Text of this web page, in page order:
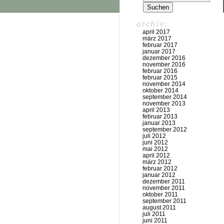
archiv:
april 2017
märz 2017
februar 2017
januar 2017
dezember 2016
november 2016
februar 2016
februar 2015
november 2014
oktober 2014
september 2014
november 2013
april 2013
februar 2013
januar 2013
september 2012
juli 2012
juni 2012
mai 2012
april 2012
märz 2012
februar 2012
januar 2012
dezember 2011
november 2011
oktober 2011
september 2011
august 2011
juli 2011
juni 2011